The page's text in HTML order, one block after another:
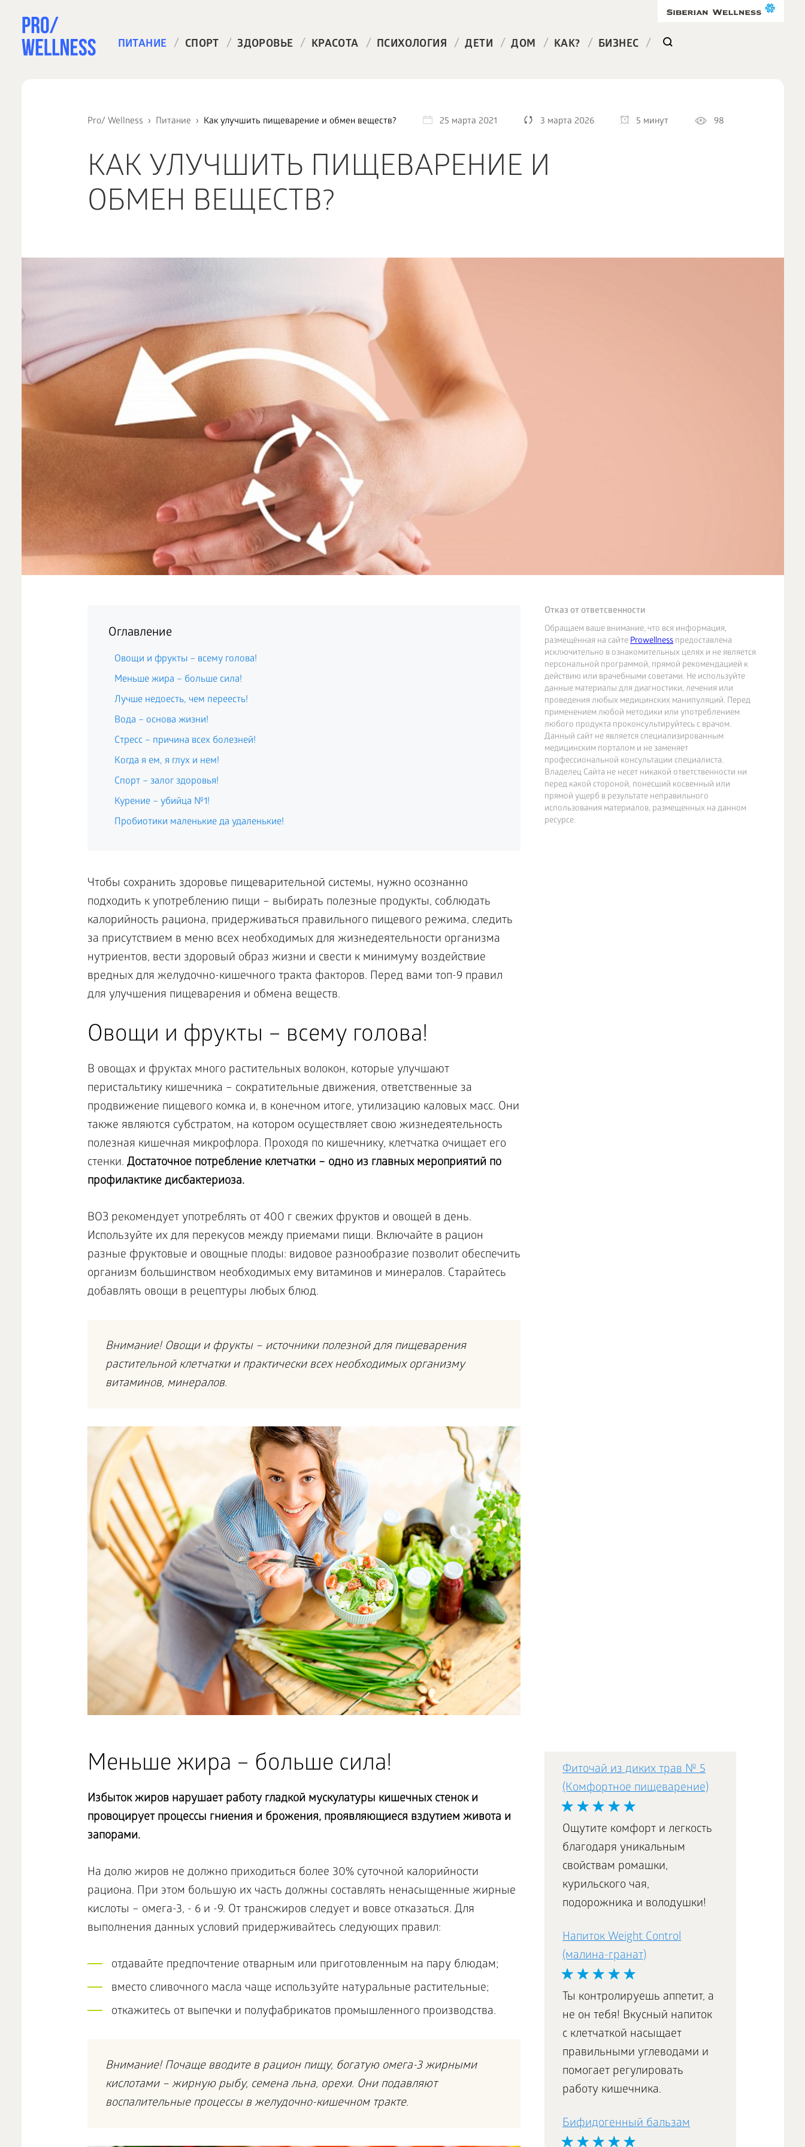
ПИТАНИЕ / СПОРТ / ЗДОРОВЬЕ / КРАСОТА / ПСИХОЛОГИЯ / ДЕТИ / ДОМ / КАК? / БИЗНЕС /
Pro/ Wellness Питание Как улучшить пищеварение и обмен веществ? 25 марта 2021 3 марта 2026 5 минут 98
КАК УЛУЧШИТЬ ПИЩЕВАРЕНИЕ И
ОБМЕН ВЕЩЕСТВ?
Отказ от ответсвенности
Обращаем ваше внимание, что вся информация,
размещённая на сайтеProwellnessпредоставлена
исключительно в ознакомительных целях и не является
персональной программой, прямой рекомендацией к
действию или врачебными советами. Не используйте
данные материалы для диагностики, лечения или
проведения любых медицинских манипуляций. Перед
применением любой методики или употреблением
любого продукта проконсультируйтесь с врачом.
Данный сайт не является специализированным
медицинским порталом и не заменяет
профессиональной консультации специалиста.
Владелец Сайта не несет никакой ответственности ни
перед какой стороной, понесший косвенный или
прямой ущерб в результате неправильного
использования материалов, размещенных на данном
ресурсе.
Оглавление
Овощи и фрукты – всему голова!
Меньше жира – больше сила!
Лучше недоесть, чем переесть!
Вода – основа жизни!
Стресс – причина всех болезней!
Когда я ем, я глух и нем!
Спорт – залог здоровья!
Курение – убийца №1!
Пробиотики маленькие да удаленькие!
Чтобы сохранить здоровье пищеварительной системы, нужно осознанно
подходить к употреблению пищи – выбирать полезные продукты, соблюдать
калорийность рациона, придерживаться правильного пищевого режима, следить
за присутствием в меню всех необходимых для жизнедеятельности организма
нутриентов, вести здоровый образ жизни и свести к минимуму воздействие
вредных для желудочно-кишечного тракта факторов. Перед вами топ-9 правил
для улучшения пищеварения и обмена веществ.
Овощи и фрукты – всему голова!
В овощах и фруктах много растительных волокон, которые улучшают
перистальтику кишечника – сократительные движения, ответственные за
продвижение пищевого комка и, в конечном итоге, утилизацию каловых масс. Они
также являются субстратом, на котором осуществляет свою жизнедеятельность
полезная кишечная микрофлора. Проходя по кишечнику, клетчатка очищает его
стенки. Достаточное потребление клетчатки – одно из главных мероприятий по
профилактике дисбактериоза.
ВОЗ рекомендует употреблять от 400 г свежих фруктов и овощей в день.
Используйте их для перекусов между приемами пищи. Включайте в рацион
разные фруктовые и овощные плоды: видовое разнообразие позволит обеспечить
организм большинством необходимых ему витаминов и минералов. Старайтесь
добавлять овощи в рецептуры любых блюд.
Внимание! Овощи и фрукты – источники полезной для пищеварения
растительной клетчатки и практически всех необходимых организму
витаминов, минералов.
Фиточай из диких трав № 5
(Комфортное пищеварение)
Ощутите комфорт и легкость
благодаря уникальным
свойствам ромашки,
курильского чая,
подорожника и володушки!
Напиток Weight Control
(малина-гранат)
Ты контролируешь аппетит, а
не он тебя! Вкусный напиток
с клетчаткой насыщает
правильными углеводами и
помогает регулировать
работу кишечника.
Бифидогенный бальзам
Меньше жира – больше сила!
Избыток жиров нарушает работу гладкой мускулатуры кишечных стенок и
провоцирует процессы гниения и брожения, проявляющиеся вздутием живота и
запорами.
На долю жиров не должно приходиться более 30% суточной калорийности
рациона. При этом большую их часть должны составлять ненасыщенные жирные
кислоты – омега-3, - 6 и -9. От трансжиров следует и вовсе отказаться. Для
выполнения данных условий придерживайтесь следующих правил:
отдавайте предпочтение отварным или приготовленным на пару блюдам;
вместо сливочного масла чаще используйте натуральные растительные;
откажитесь от выпечки и полуфабрикатов промышленного производства.
Внимание! Почаще вводите в рацион пищу, богатую омега-3 жирными
кислотами – жирную рыбу, семена льна, орехи. Они подавляют
воспалительные процессы в желудочно-кишечном тракте.